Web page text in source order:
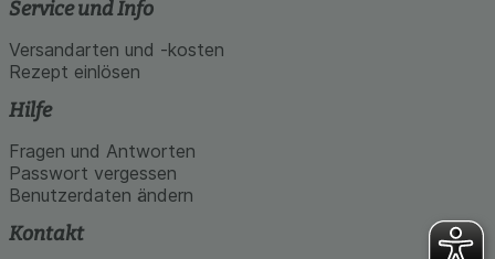
Service und Info
Versandarten und -kosten
Rezept einlösen
Hilfe
Fragen und Antworten
Passwort vergessen
Benutzerdaten ändern
Kontakt